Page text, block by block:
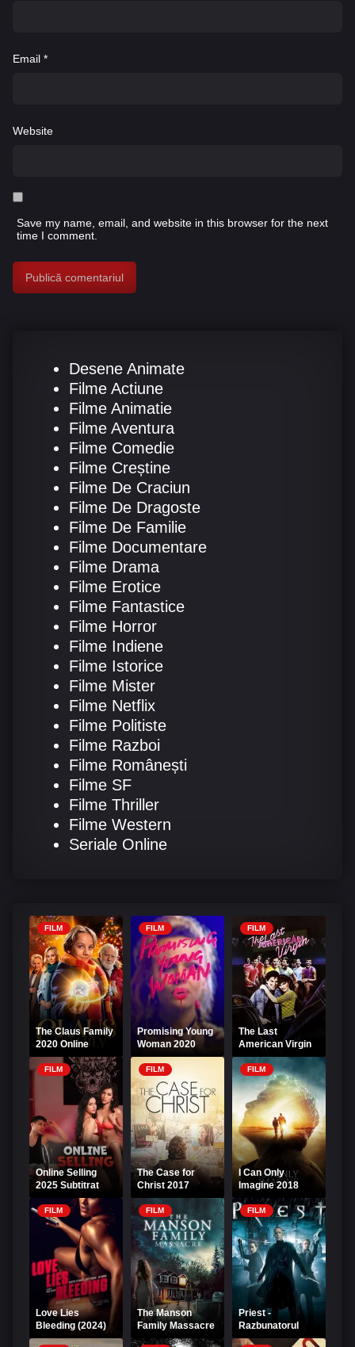
Email *
Website
Save my name, email, and website in this browser for the next
time I comment.
Desene Animate
Filme Actiune
Filme Animatie
Filme Aventura
Filme Comedie
Filme Creștine
Filme De Craciun
Filme De Dragoste
Filme De Familie
Filme Documentare
Filme Drama
Filme Erotice
Filme Fantastice
Filme Horror
Filme Indiene
Filme Istorice
Filme Mister
Filme Netflix
Filme Politiste
Filme Razboi
Filme Românești
Filme SF
Filme Thriller
Filme Western
Seriale Online
FILM
The Claus Family
2020 Online
Subtitrat
FILM
Promising Young
Woman 2020
Online Subtitrat
FILM
The Last
American Virgin
1982 Online
Subtitrat
FILM
Online Selling
2025 Subtitrat
FILM
The Case for
Christ 2017
Online Subtitrat
FILM
I Can Only
Imagine 2018
Online Subtitrat
FILM
Love Lies
Bleeding (2024)
Online Subtitrat –
FILM
The Manson
Family Massacre
2019 Online
FILM
Priest -
Razbunatorul
Online Subtitrat